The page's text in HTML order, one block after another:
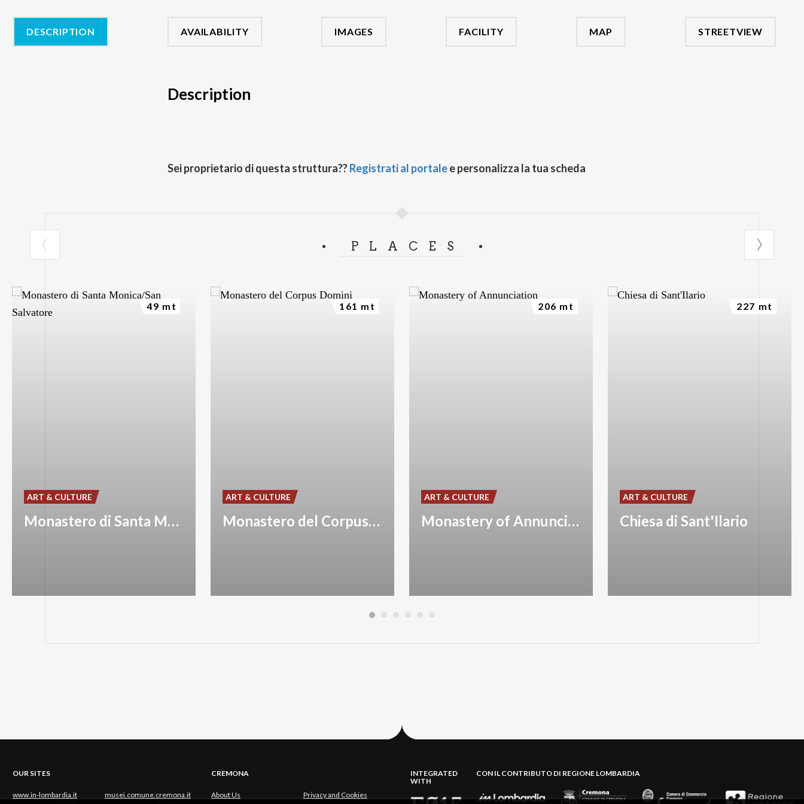
DESCRIPTION AVAILABILITY IMAGES FACILITY MAP STREETVIEW
Description
Sei proprietario di questa struttura??Registrati al portalee personalizza la tua scheda
PLACES
Monastero di Santa Monica/San Salvatore
ART & CULTURE
49 mt
Monastero del Corpus Domini
ART & CULTURE
161 mt
Monastery of Annunciation
ART & CULTURE
206 mt
Chiesa di Sant'Ilario
ART & CULTURE
227 mt
OUR SITES
www.in-lombardia.it
musei.comune.cremona.it
CREMONA
About Us
Privacy and Cookies
INTEGRATED
WITH
CON IL CONTRIBUTO DI REGIONE LOMBARDIA